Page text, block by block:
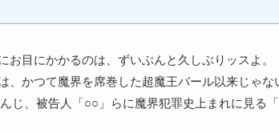
目にかかるのは、ずいぶんと久しぶりッスよ。
かつて魔界を席巻した超魔王バール以来じゃな
、被告人「○○」らに魔界犯罪史上まれに見る